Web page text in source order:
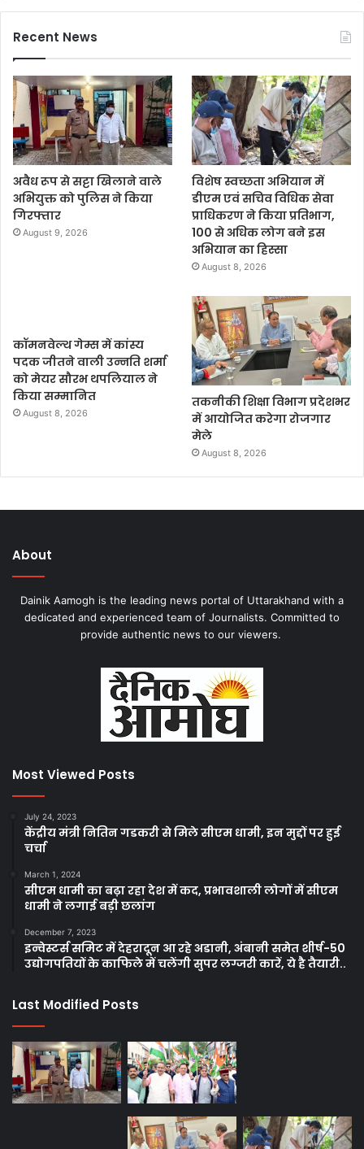
Recent News
अवैध रूप से सट्टा खिलाने वाले
अभियुक्त को पुलिस ने किया
गिरफ्तार
August 9, 2026
विशेष स्वच्छता अभियान में
डीएम एवं सचिव विधिक सेवा
प्राधिकरण ने किया प्रतिभाग,
100 से अधिक लोग बने इस
अभियान का हिस्सा
August 8, 2026
कॉमनवेल्थ गेम्स में कांस्य
पदक जीतने वाली उन्नति शर्मा
को मेयर सौरभ थपलियाल ने
किया सम्मानित
August 8, 2026
तकनीकी शिक्षा विभाग प्रदेशभर
में आयोजित करेगा रोजगार
मेले
August 8, 2026
About
Dainik Aamogh is the leading news portal of Uttarakhand with a
dedicated and experienced team of Journalists. Committed to
provide authentic news to our viewers.
Most Viewed Posts
July 24, 2023
केंद्रीय मंत्री नितिन गडकरी से मिले सीएम धामी, इन मुद्दों पर हुई
चर्चा
March 1, 2024
सीएम धामी का बढ़ा रहा देश में कद, प्रभावशाली लोगों में सीएम
धामी ने लगाई बड़ी छलांग
December 7, 2023
इन्वेस्टर्स समिट में देहरादून आ रहे अडानी, अंबानी समेत शीर्ष-50
उद्योगपतियों के काफिले में चलेंगी सुपर लग्जरी कारें, ये है तैयारी..
Last Modified Posts